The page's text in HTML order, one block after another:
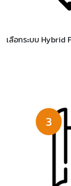
เลือกระบบ Hybrid
3